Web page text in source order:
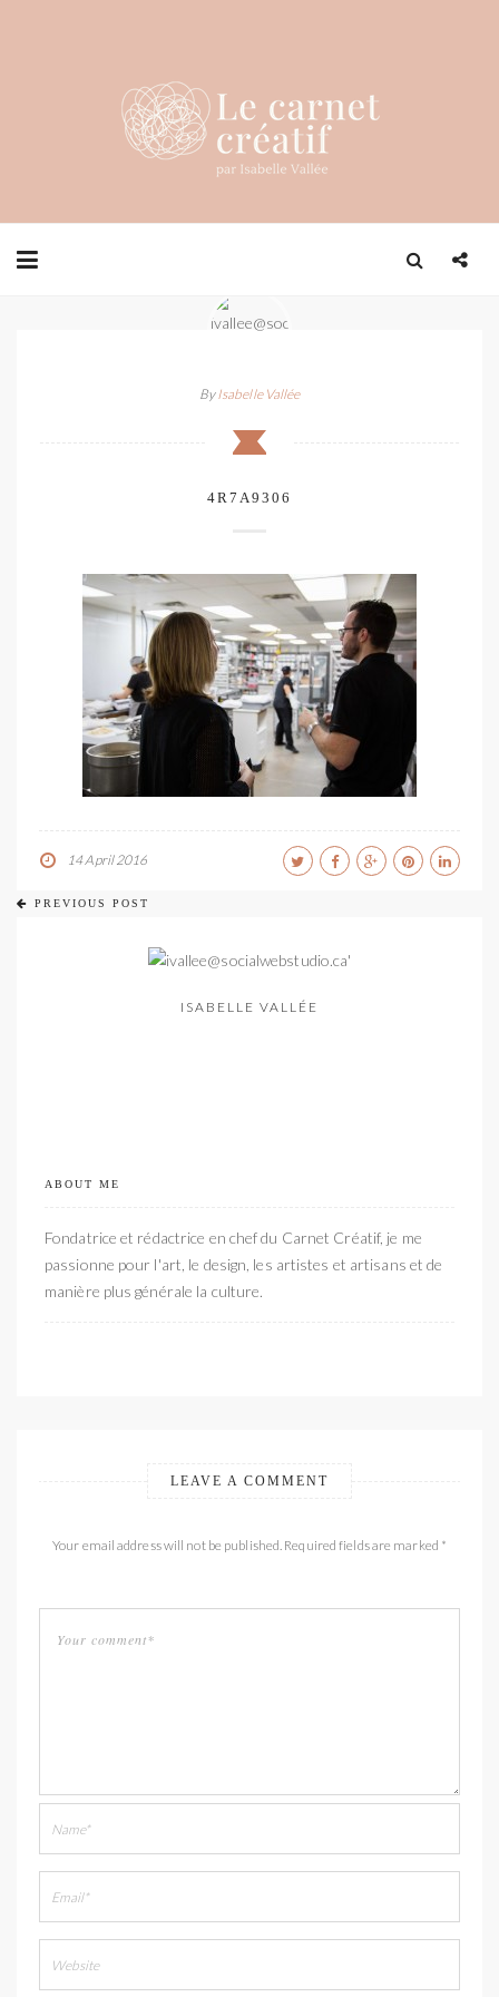
ByIsabelle Vallée
4R7A9306
14 April 2016
PREVIOUS POST
ISABELLE VALLÉE
ABOUT ME
Fondatrice et rédactrice en chef du Carnet Créatif, je me
passionne pour l'art, le design, les artistes et artisans et de
manière plus générale la culture.
LEAVE A COMMENT
Your email address will not be published. Required fields are marked *